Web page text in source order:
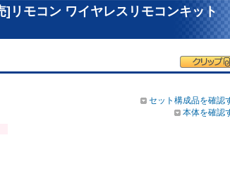
リモコン ワイヤレスリモコンキット
セット構成品を確認
本体を確認